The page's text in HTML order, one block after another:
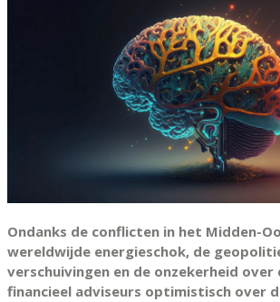
Ondanks de conflicten in het Midden-
wereldwijde energieschok, de
verschuivingen en de onzekerheid
financieel adviseurs optimistisch over